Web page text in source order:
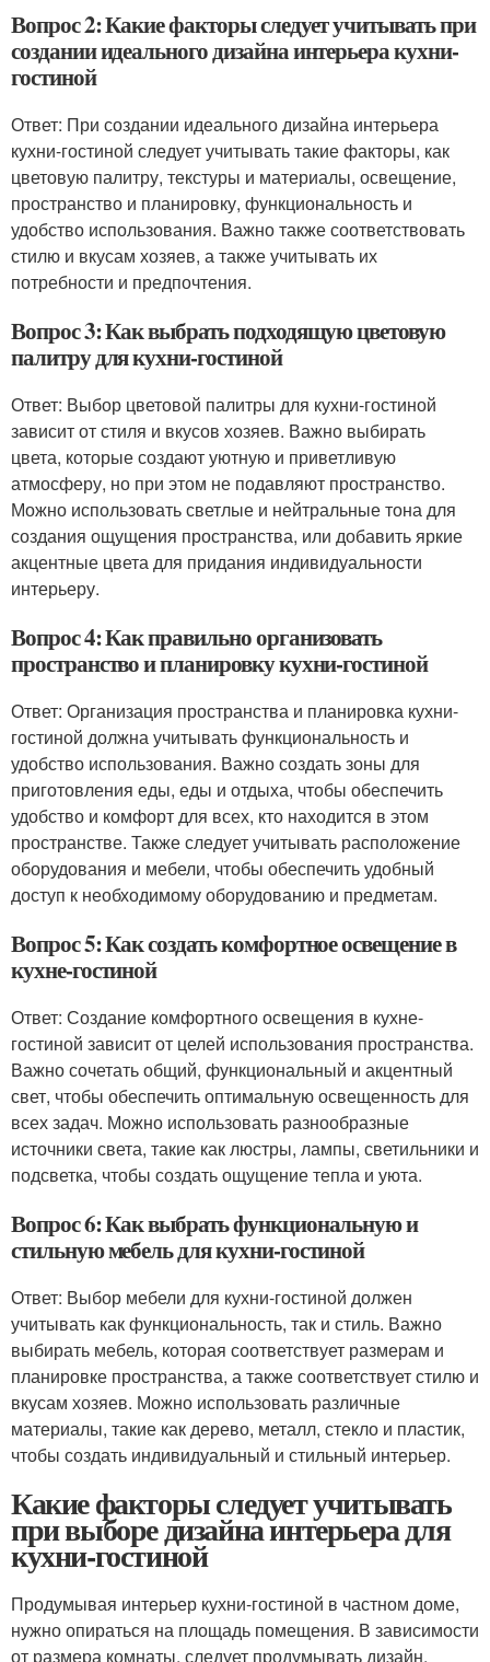
Вопрос 2: Какие факторы следует учитывать при
создании идеального дизайна интерьера кухни-
гостиной
Ответ: При создании идеального дизайна интерьера
кухни-гостиной следует учитывать такие факторы, как
цветовую палитру, текстуры и материалы, освещение,
пространство и планировку, функциональность и
удобство использования. Важно также соответствовать
стилю и вкусам хозяев, а также учитывать их
потребности и предпочтения.
Вопрос 3: Как выбрать подходящую цветовую
палитру для кухни-гостиной
Ответ: Выбор цветовой палитры для кухни-гостиной
зависит от стиля и вкусов хозяев. Важно выбирать
цвета, которые создают уютную и приветливую
атмосферу, но при этом не подавляют пространство.
Можно использовать светлые и нейтральные тона для
создания ощущения пространства, или добавить яркие
акцентные цвета для придания индивидуальности
интерьеру.
Вопрос 4: Как правильно организовать
пространство и планировку кухни-гостиной
Ответ: Организация пространства и планировка кухни-
гостиной должна учитывать функциональность и
удобство использования. Важно создать зоны для
приготовления еды, еды и отдыха, чтобы обеспечить
удобство и комфорт для всех, кто находится в этом
пространстве. Также следует учитывать расположение
оборудования и мебели, чтобы обеспечить удобный
доступ к необходимому оборудованию и предметам.
Вопрос 5: Как создать комфортное освещение в
кухне-гостиной
Ответ: Создание комфортного освещения в кухне-
гостиной зависит от целей использования пространства.
Важно сочетать общий, функциональный и акцентный
свет, чтобы обеспечить оптимальную освещенность для
всех задач. Можно использовать разнообразные
источники света, такие как люстры, лампы, светильники и
подсветка, чтобы создать ощущение тепла и уюта.
Вопрос 6: Как выбрать функциональную и
стильную мебель для кухни-гостиной
Ответ: Выбор мебели для кухни-гостиной должен
учитывать как функциональность, так и стиль. Важно
выбирать мебель, которая соответствует размерам и
планировке пространства, а также соответствует стилю и
вкусам хозяев. Можно использовать различные
материалы, такие как дерево, металл, стекло и пластик,
чтобы создать индивидуальный и стильный интерьер.
Какие факторы следует учитывать
при выборе дизайна интерьера для
кухни-гостиной
Продумывая интерьер кухни-гостиной в частном доме,
нужно опираться на площадь помещения. В зависимости
от размера комнаты, следует продумывать дизайн.